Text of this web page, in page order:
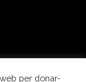
per donar-